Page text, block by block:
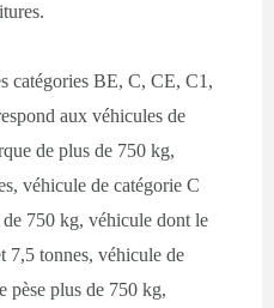
catégories BE, C, CE, C1,
aux véhicules de
de plus de 750 kg,
véhicule de catégorie C
750 kg, véhicule dont le
7,5 tonnes, véhicule de
pèse plus de 750 kg,